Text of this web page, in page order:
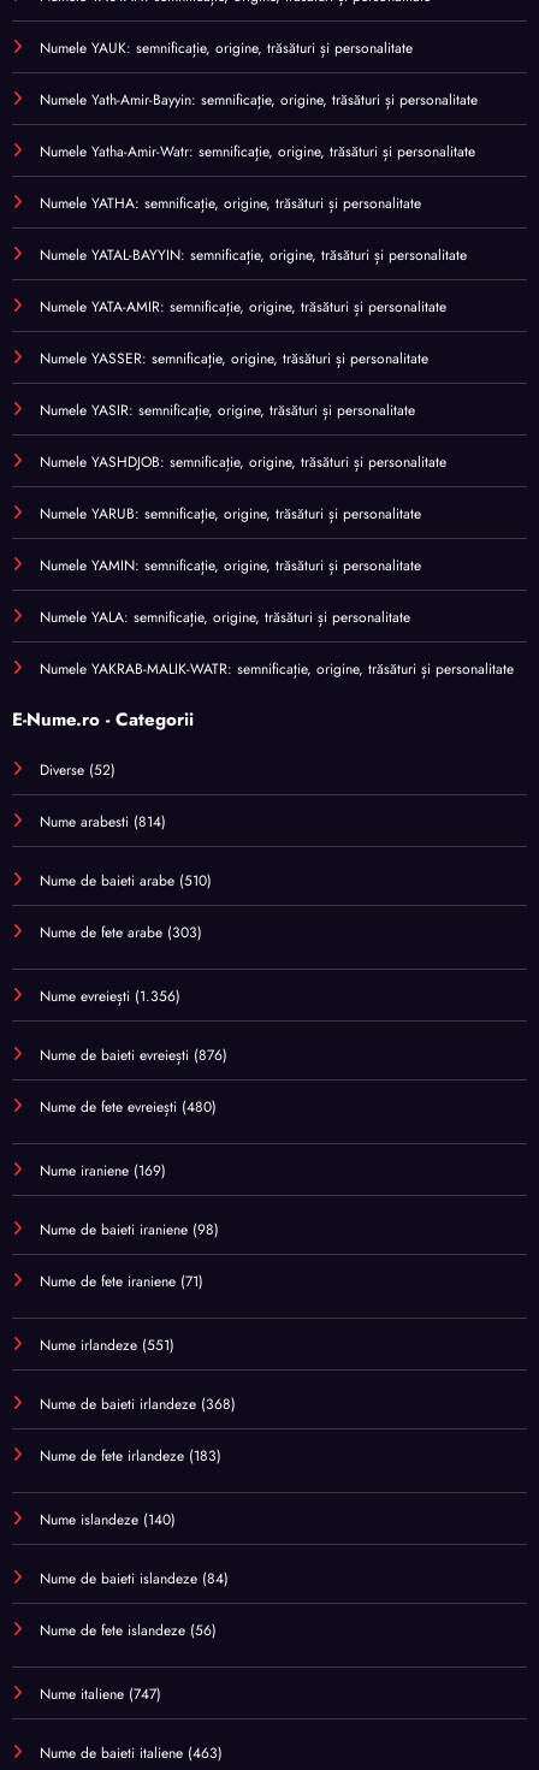
Numele YAUK: semnificație, origine, trăsături și personalitate
Numele Yath-Amir-Bayyin: semnificație, origine, trăsături și personalitate
Numele Yatha-Amir-Watr: semnificație, origine, trăsături și personalitate
Numele YATHA: semnificație, origine, trăsături și personalitate
Numele YATAL-BAYYIN: semnificație, origine, trăsături și personalitate
Numele YATA-AMIR: semnificație, origine, trăsături și personalitate
Numele YASSER: semnificație, origine, trăsături și personalitate
Numele YASIR: semnificație, origine, trăsături și personalitate
Numele YASHDJOB: semnificație, origine, trăsături și personalitate
Numele YARUB: semnificație, origine, trăsături și personalitate
Numele YAMIN: semnificație, origine, trăsături și personalitate
Numele YALA: semnificație, origine, trăsături și personalitate
Numele YAKRAB-MALIK-WATR: semnificație, origine, trăsături și personalitate
E-Nume.ro - Categorii
Diverse (52)
Nume arabesti (814)
Nume de baieti arabe (510)
Nume de fete arabe (303)
Nume evreiești (1.356)
Nume de baieti evreiești (876)
Nume de fete evreiești (480)
Nume iraniene (169)
Nume de baieti iraniene (98)
Nume de fete iraniene (71)
Nume irlandeze (551)
Nume de baieti irlandeze (368)
Nume de fete irlandeze (183)
Nume islandeze (140)
Nume de baieti islandeze (84)
Nume de fete islandeze (56)
Nume italiene (747)
Nume de baieti italiene (463)